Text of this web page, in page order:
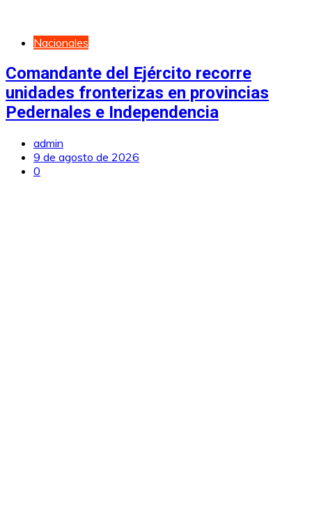
Nacionales
Comandante del Ejército recorre
unidades fronterizas en provincias
Pedernales e Independencia
admin
9 de agosto de 2026
0